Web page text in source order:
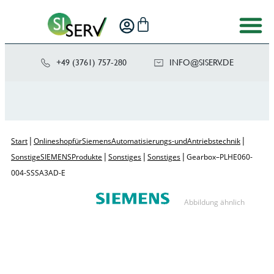
+49 (3761) 757-280 ED.VRE
SIS@OF
NI
Start | Onlineshop für Siemens Automatisierungs- und Antriebstechnik |
Sonstige SIEMENS Produkte | Sonstiges | Sonstiges | Gearbox – PLHE060-
004-SSSA3AD-E
Abbildung ähnlich